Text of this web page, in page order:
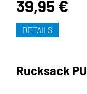
39,95 €
DETAILS
Rucksack